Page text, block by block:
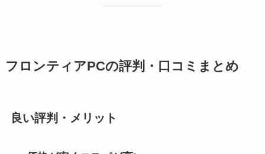
フロンティアPCの評判・口コミまとめ
良い評判・メリット